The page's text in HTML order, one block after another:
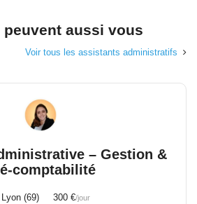
peuvent aussi vous
Voir tous les assistants administratifs
– Gestion &
comptabilité
(69) 300 €/jour